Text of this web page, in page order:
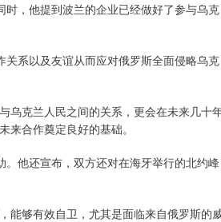
，他提到波兰的企业已经做好了参与乌克
系以及友谊从而应对俄罗斯全面侵略乌克
乌克兰人民之间的关系，更会在未来几十
来合作奠定良好的基础。
他还宣布，双方还对在海牙举行的北约峰
能够有效自卫，尤其是面临来自俄罗斯的